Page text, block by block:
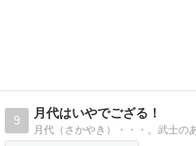
9
月代はいやでござる！